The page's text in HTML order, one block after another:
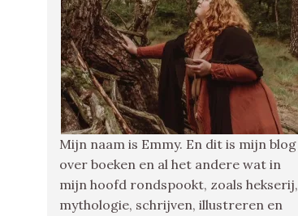
Mijn naam is Emmy. En dit is mijn blog
over boeken en al het andere wat in
mijn hoofd rondspookt, zoals hekserij,
mythologie, schrijven, illustreren en